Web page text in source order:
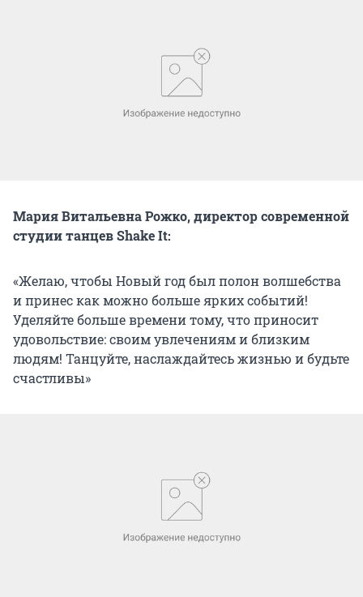
Мария Витальевна Рожко, директор современной
студии танцев Shake It:
«Желаю, чтобы Новый год был полон волшебства
и принес как можно больше ярких событий!
Уделяйте больше времени тому, что приносит
удовольствие: своим увлечениям и близким
людям! Танцуйте, наслаждайтесь жизнью и будьте
счастливы»